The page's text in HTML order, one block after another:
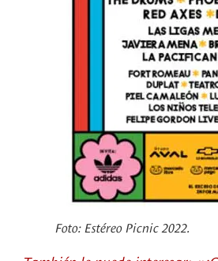
Foto: Estéreo Picnic 2022.